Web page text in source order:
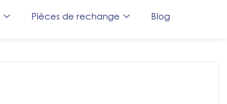
Pièces de rechange Blog